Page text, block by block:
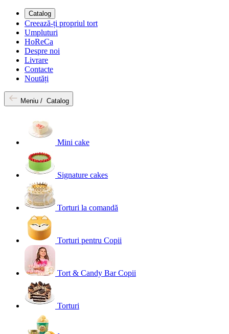
Catalog
Creează-ți propriul tort
Umpluturi
HoReCa
Despre noi
Livrare
Contacte
Noutăți
Meniu / Catalog
Mini cake
Signature cakes
Torturi la comandă
Torturi pentru Copii
Tort & Candy Bar Copii
Torturi